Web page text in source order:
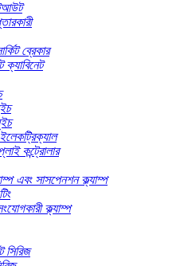
ব্রেকার
ক্যাবিনেট
কন্ট্রোলার
এবং সাসপেনশন ক্ল্যাম্প
ক্ল্যাম্প
সিরিজ